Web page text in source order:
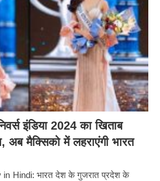
इंडिया 2024 का खिताब
अब मैक्सिको में लहराएंगी भारत
Hindi: भारत देश के गुजरात प्रदेश के